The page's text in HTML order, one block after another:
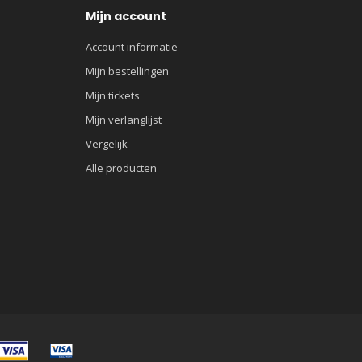
Mijn account
Account informatie
Mijn bestellingen
Mijn tickets
Mijn verlanglijst
Vergelijk
Alle producten